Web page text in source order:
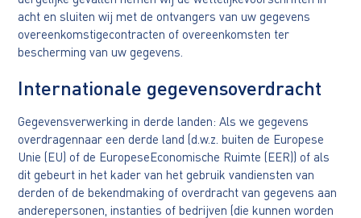
acht en sluiten wij met de ontvangers van uw gegevens
overeenkomstigecontracten of overeenkomsten ter
bescherming van uw gegevens.
Internationale gegevensoverdracht
Gegevensverwerking in derde landen: Als we gegevens
overdragennaar een derde land (d.w.z. buiten de Europese
Unie (EU) of de EuropeseEconomische Ruimte (EER)) of als
dit gebeurt in het kader van het gebruik vandiensten van
derden of de bekendmaking of overdracht van gegevens aan
anderepersonen, instanties of bedrijven (die kunnen worden